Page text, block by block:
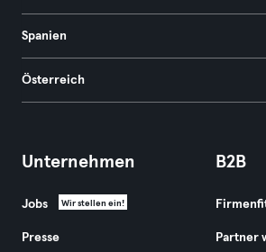
Spanien
Österreich
Unternehmen
Jobs Wir stellen ein!
Presse
B2B
Partner